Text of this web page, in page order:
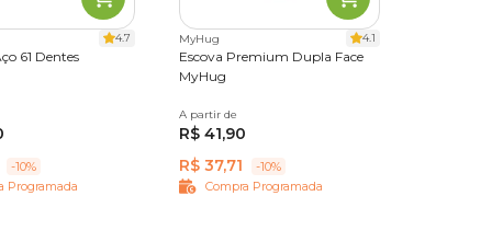
para
4.7
61 Dentes
-10%
Programada
MyHug 4.1
Escova Premium Dupla Face
MyHug
P G
A partir de
R$ 41,90
R$ 37,71
-10%
Compra Programada